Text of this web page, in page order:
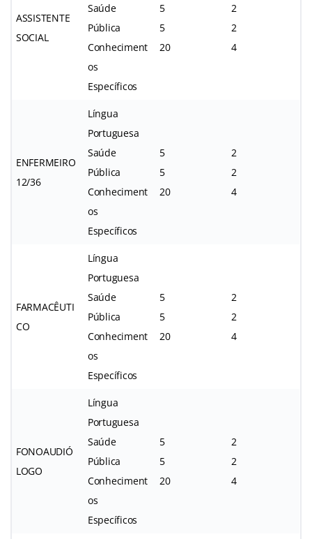
ASSISTENTE
SOCIAL
Saúde
Pública
Conheciment
os
Específicos
5
5
20
2
2
4
ENFERMEIRO
12/36
Língua
Portuguesa
Saúde
Pública
Conheciment
os
Específicos
5
5
20
2
2
4
FARMACÊUTI
CO
Língua
Portuguesa
Saúde
Pública
Conheciment
os
Específicos
5
5
20
2
2
4
FONOAUDIÓ
LOGO
Língua
Portuguesa
Saúde
Pública
Conheciment
os
Específicos
5
5
20
2
2
4